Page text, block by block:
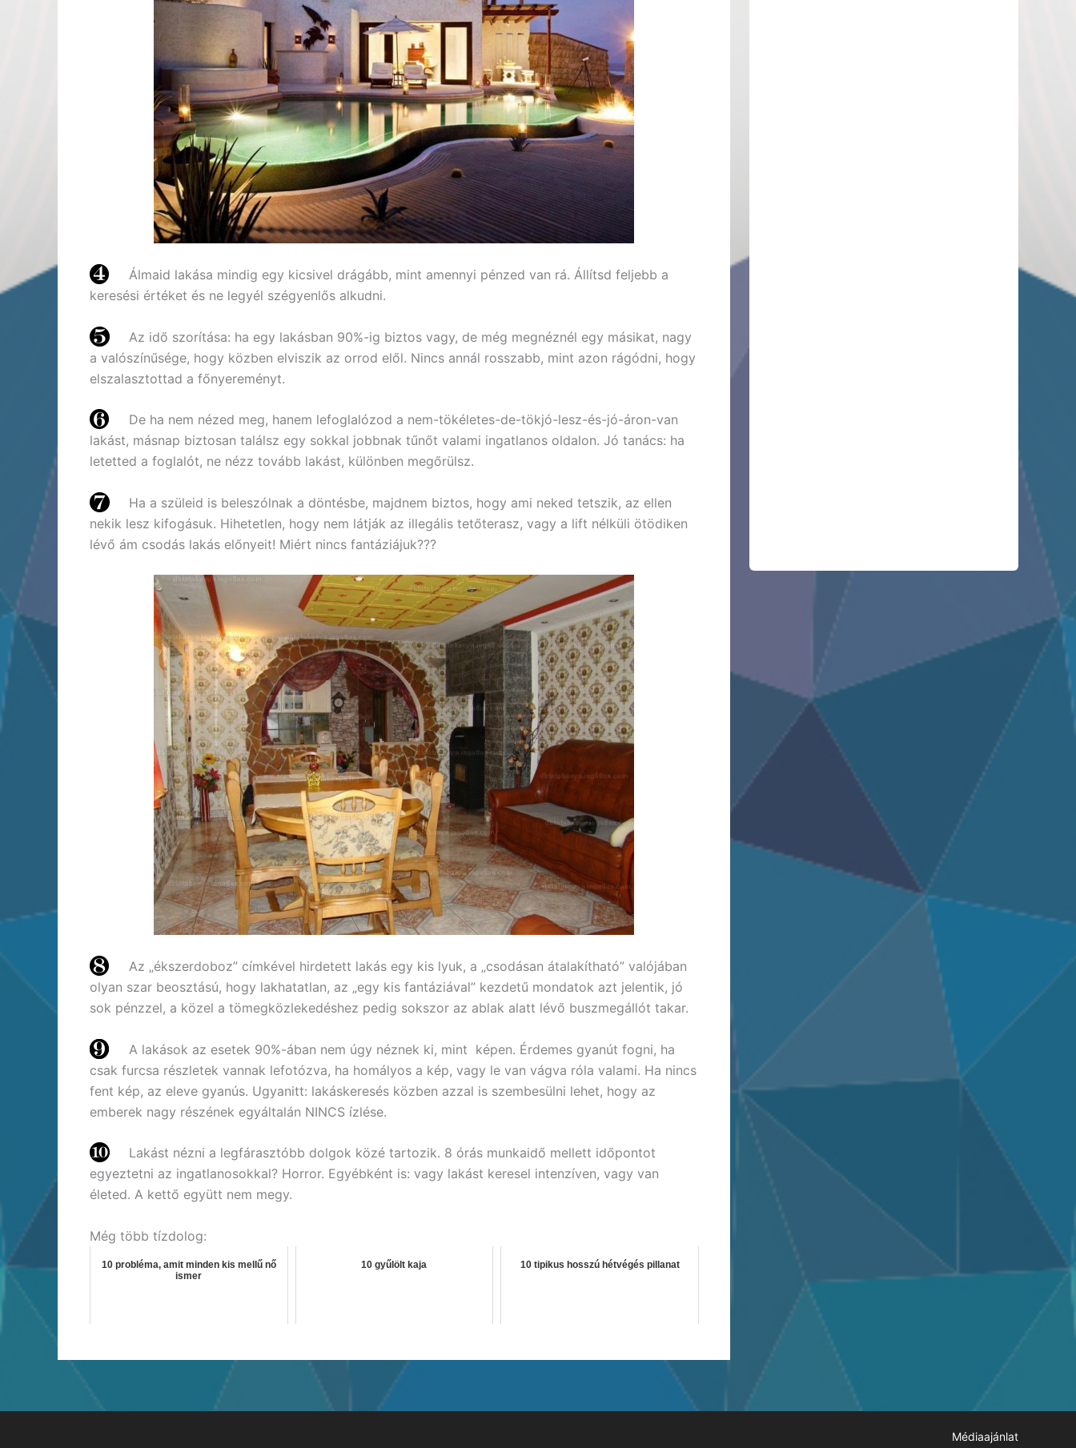
Álmaid lakása mindig egy kicsivel drágább, mint amennyi pénzed van rá. Állítsd feljebb a
keresési értéket és ne legyél szégyenlős alkudni.
Az idő szorítása: ha egy lakásban 90%-ig biztos vagy, de még megnéznél egy másikat, nagy
a valószínűsége, hogy közben elviszik az orrod elől. Nincs annál rosszabb, mint azon rágódni, hogy
elszalasztottad a főnyereményt.
De ha nem nézed meg, hanem lefoglalózod a nem-tökéletes-de-tökjó-lesz-és-jó-áron-van
lakást, másnap biztosan találsz egy sokkal jobbnak tűnőt valami ingatlanos oldalon. Jó tanács: ha
letetted a foglalót, ne nézz tovább lakást, különben megőrülsz.
Ha a szüleid is beleszólnak a döntésbe, majdnem biztos, hogy ami neked tetszik, az ellen
nekik lesz kifogásuk. Hihetetlen, hogy nem látják az illegális tetőterasz, vagy a lift nélküli ötödiken
lévő ám csodás lakás előnyeit! Miért nincs fantáziájuk???
Az „ékszerdoboz” címkével hirdetett lakás egy kis lyuk, a „csodásan átalakítható” valójában
olyan szar beosztású, hogy lakhatatlan, az „egy kis fantáziával” kezdetű mondatok azt jelentik, jó
sok pénzzel, a közel a tömegközlekedéshez pedig sokszor az ablak alatt lévő buszmegállót takar.
A lakások az esetek 90%-ában nem úgy néznek ki, mint képen. Érdemes gyanút fogni, ha
csak furcsa részletek vannak lefotózva, ha homályos a kép, vagy le van vágva róla valami. Ha nincs
fent kép, az eleve gyanús. Ugyanitt: lakáskeresés közben azzal is szembesülni lehet, hogy az
emberek nagy részének egyáltalán NINCS ízlése.
Lakást nézni a legfárasztóbb dolgok közé tartozik. 8 órás munkaidő mellett időpontot
egyeztetni az ingatlanosokkal? Horror. Egyébként is: vagy lakást keresel intenzíven, vagy van
életed. A kettő együtt nem megy.
Még több tízdolog:
10 probléma, amit minden kis mellű nő
ismer
10 gyűlölt kaja 10 tipikus hosszú hétvégés pillanat
Médiaajánlat